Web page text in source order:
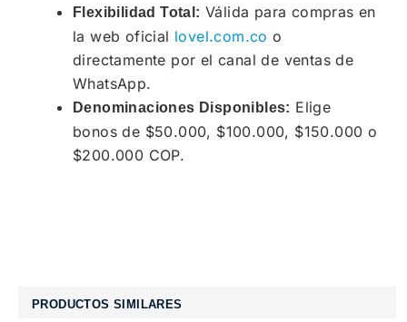
Flexibilidad Total: Válida para compras en
la web oficial lovel.com.co o
directamente por el canal de ventas de
WhatsApp.
Denominaciones Disponibles: Elige
bonos de $50.000, $100.000, $150.000 o
$200.000 COP.
PRODUCTOS SIMILARES